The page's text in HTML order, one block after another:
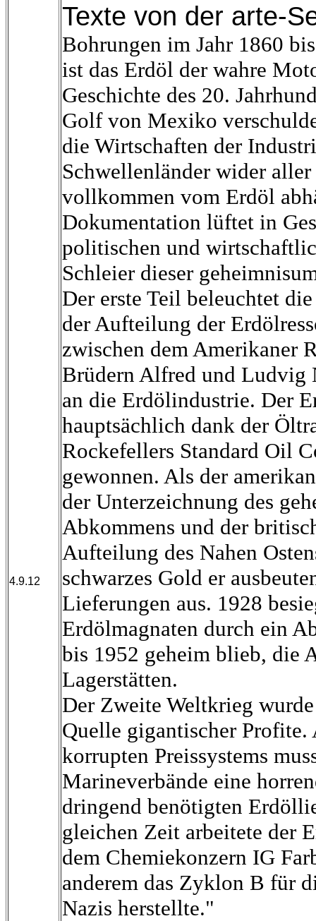
4.9.12
Texte von der arte-
Bohrungen im Jahr 1860
ist das Erdöl der wahre
Geschichte des 20.
Golf von Mexiko
die Wirtschaften der
Schwellenländer wider
vollkommen vom Erdöl
Dokumentation lüftet in
politischen und
Schleier dieser
Der erste Teil beleuchtet
der Aufteilung der
zwischen dem Amerikaner
Brüdern Alfred und Ludvig
an die Erdölindustrie. Der
hauptsächlich dank der
Rockefellers Standard Oil
gewonnen. Als der
der Unterzeichnung des
Abkommens und der
Aufteilung des Nahen
schwarzes Gold er
Lieferungen aus. 1928
Erdölmagnaten durch ein
bis 1952 geheim blieb, die
Lagerstätten.
Der Zweite Weltkrieg
Quelle gigantischer Profite.
korrupten Preissystems
Marineverbände eine
dringend benötigten
gleichen Zeit arbeitete der
dem Chemiekonzern IG
anderem das Zyklon B für
Nazis herstellte."